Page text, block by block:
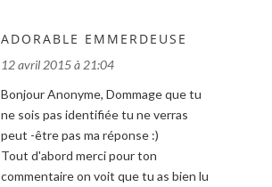
ADORABLE EMMERDEUSE
12 avril 2015 à 21:04
Bonjour Anonyme, Dommage que tu
ne sois pas identifiée tu ne verras
peut -être pas ma réponse :)
Tout d'abord merci pour ton
commentaire on voit que tu as bien lu